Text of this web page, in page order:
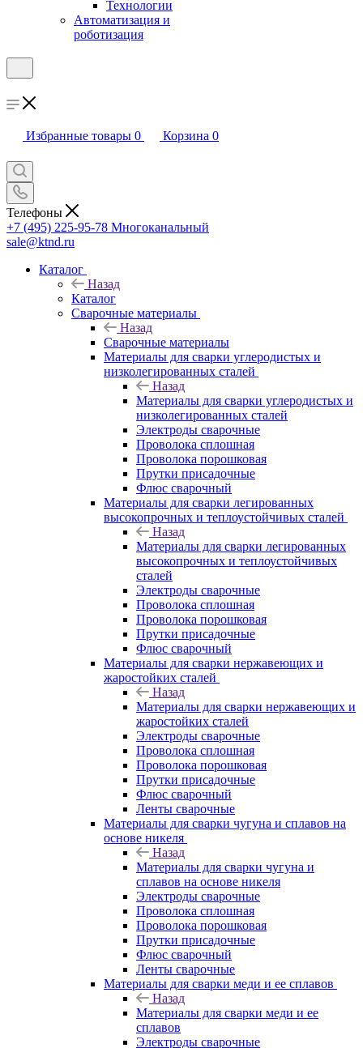
Технологии
Автоматизация и
роботизация
Избранные товары 0 Корзина 0
Телефоны
+7 (495) 225-95-78 Многоканальный
sale@ktnd.ru
Каталог
Назад
Каталог
Сварочные материалы
Назад
Сварочные материалы
Материалы для сварки углеродистых и
низколегированных сталей
Назад
Материалы для сварки углеродистых и
низколегированных сталей
Электроды сварочные
Проволока сплошная
Проволока порошковая
Прутки присадочные
Флюс сварочный
Материалы для сварки легированных
высокопрочных и теплоустойчивых сталей
Назад
Материалы для сварки легированных
высокопрочных и теплоустойчивых
сталей
Электроды сварочные
Проволока сплошная
Проволока порошковая
Прутки присадочные
Флюс сварочный
Материалы для сварки нержавеющих и
жаростойких сталей
Назад
Материалы для сварки нержавеющих и
жаростойких сталей
Электроды сварочные
Проволока сплошная
Проволока порошковая
Прутки присадочные
Флюс сварочный
Ленты сварочные
Материалы для сварки чугуна и сплавов на
основе никеля
Назад
Материалы для сварки чугуна и
сплавов на основе никеля
Электроды сварочные
Проволока сплошная
Проволока порошковая
Прутки присадочные
Флюс сварочный
Ленты сварочные
Материалы для сварки меди и ее сплавов
Назад
Материалы для сварки меди и ее
сплавов
Электроды сварочные